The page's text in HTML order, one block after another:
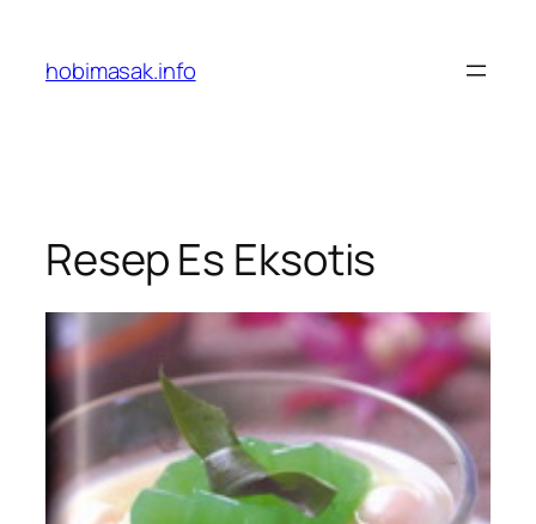
content
hobimasak.info
Resep Es Eksotis